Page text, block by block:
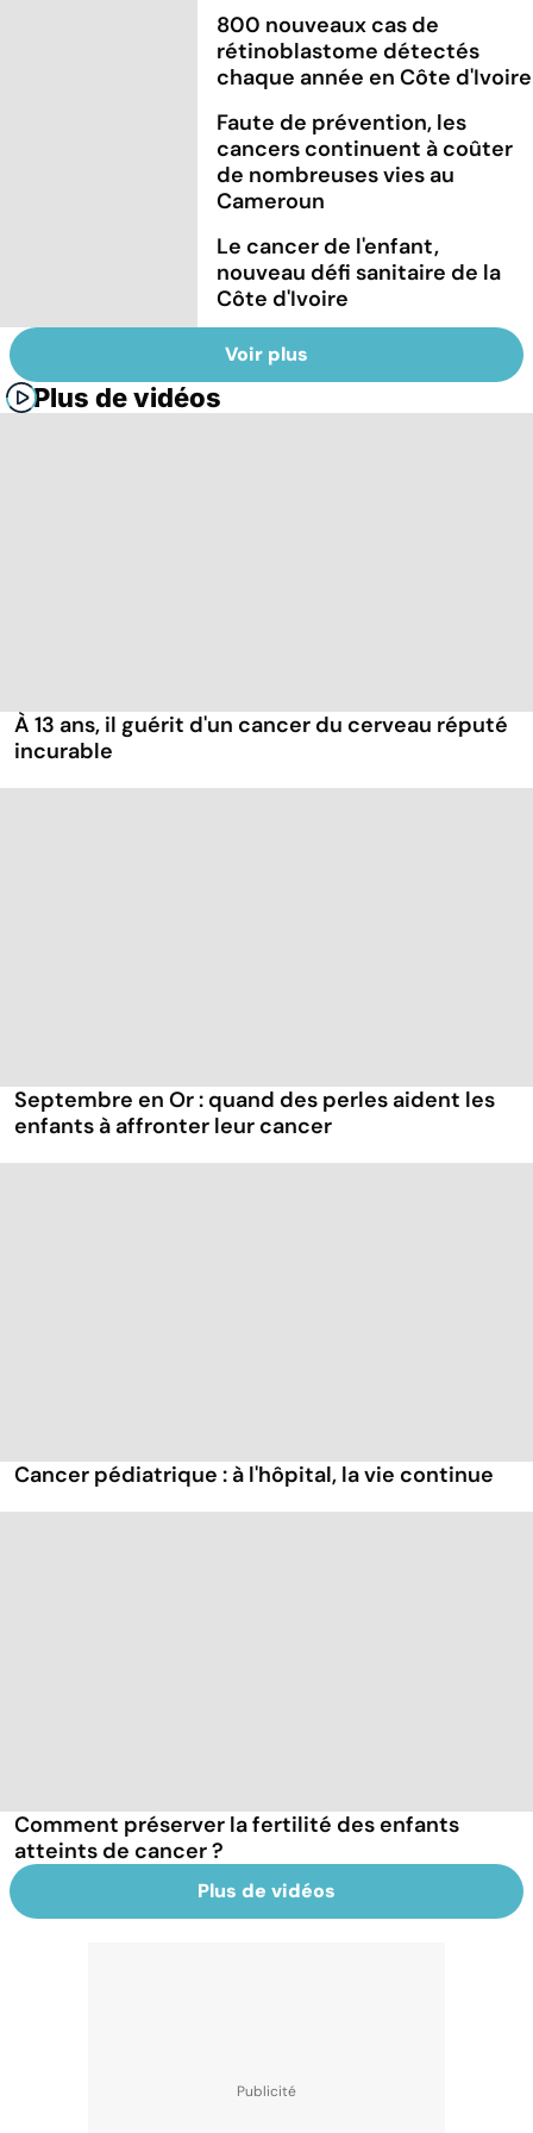
800 nouveaux cas de
rétinoblastome détectés
chaque année en Côte d'Ivoire
Faute de prévention, les
cancers continuent à coûter
de nombreuses vies au
Cameroun
Le cancer de l'enfant,
nouveau défi sanitaire de la
Côte d'Ivoire
Voir plus
Plus de vidéos
À 13 ans, il guérit d'un cancer du cerveau réputé
incurable
Septembre en Or : quand des perles aident les
enfants à affronter leur cancer
Cancer pédiatrique : à l'hôpital, la vie continue
Comment préserver la fertilité des enfants
atteints de cancer ?
Plus de vidéos